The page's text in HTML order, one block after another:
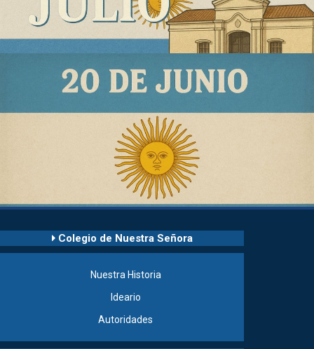
9 de julio - Día de la Indepencia
20 de junio - Día de la Bandera
Colegio de Nuestra Señora
Nuestra Historia
Ideario
Autoridades